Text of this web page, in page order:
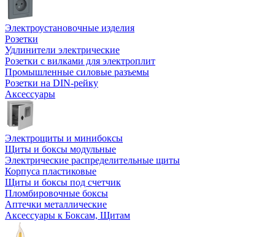
Электроустановочные изделия
Розетки
Удлинители электрические
Розетки с вилками для электроплит
Промышленные силовые разъемы
Розетки на DIN-рейку
Аксессуары
Электрощиты и минибоксы
Щиты и боксы модульные
Электрические распределительные щиты
Корпуса пластиковые
Щиты и боксы под счетчик
Пломбировочные боксы
Аптечки металлические
Аксессуары к Боксам, Щитам